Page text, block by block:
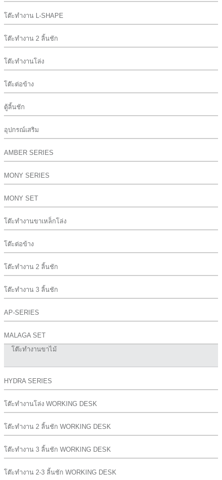
โต๊ะทำงาน L-SHAPE
โต๊ะทำงาน 2 ลิ้นชัก
โต๊ะทำงานโล่ง
โต๊ะต่อข้าง
ตู้ลิ้นชัก
อุปกรณ์เสริม
AMBER SERIES
MONY SERIES
MONY SET
โต๊ะทำงานขาเหล็กโล่ง
โต๊ะต่อข้าง
โต๊ะทำงาน 2 ลิ้นชัก
โต๊ะทำงาน 3 ลิ้นชัก
AP-SERIES
MALAGA SET
โต๊ะทำงานขาไม้
HYDRA SERIES
โต๊ะทำงานโล่ง WORKING DESK
โต๊ะทำงาน 2 ลิ้นชัก WORKING DESK
โต๊ะทำงาน 3 ลิ้นชัก WORKING DESK
โต๊ะทำงาน 2-3 ลิ้นชัก WORKING DESK